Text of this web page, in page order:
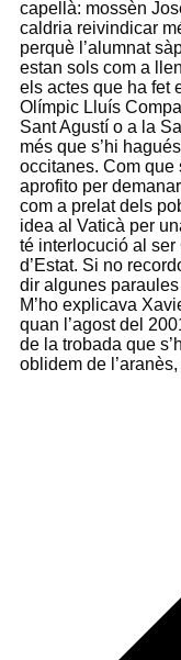
capellà: mossèn
caldria reivindicar
perquè l’alumnat
estan sols com a
els actes que ha fet
Olímpic Lluís
Sant Agustí o a la
més que s’hi
occitanes. Com
aprofito per
com a prelat dels
idea al Vaticà per
té interlocució al ser
d’Estat. Si no
dir algunes
M’ho explicava
quan l’agost del
de la trobada que
oblidem de